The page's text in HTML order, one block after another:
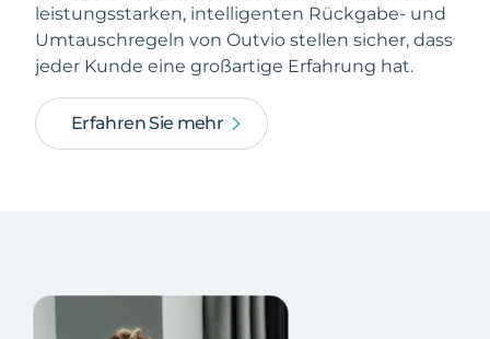
leistungsstarken, intelligenten Rückgabe- und
Umtauschregeln von Outvio stellen sicher, dass
jeder Kunde eine großartige Erfahrung hat.
Erfahren Sie mehr